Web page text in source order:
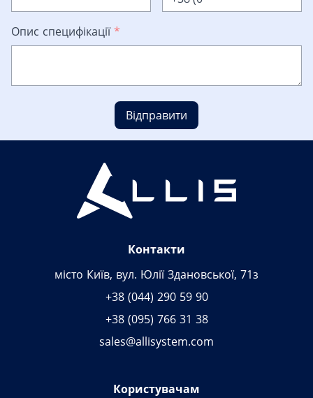
Контакти
місто Київ, вул. Юлії Здановської, 71з
+38 (044) 290 59 90
+38 (095) 766 31 38
sales@allisystem.com
Користувачам
Опис специфікації *
Відправити